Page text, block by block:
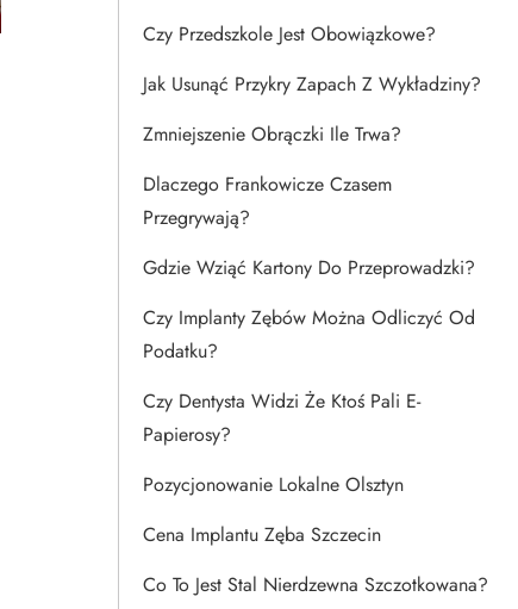
Czy Przedszkole Jest Obowiązkowe?
Jak Usunąć Przykry Zapach Z Wykładziny?
Zmniejszenie Obrączki Ile Trwa?
Dlaczego Frankowicze Czasem
Przegrywają?
Gdzie Wziąć Kartony Do Przeprowadzki?
Czy Implanty Zębów Można Odliczyć Od
Podatku?
Czy Dentysta Widzi Że Ktoś Pali E-
Papierosy?
Pozycjonowanie Lokalne Olsztyn
Cena Implantu Zęba Szczecin
Co To Jest Stal Nierdzewna Szczotkowana?